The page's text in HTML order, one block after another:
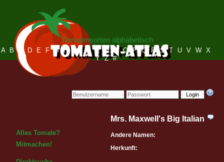
Login
Tomatensorten alphabetisch
A B C D E F G H I J K L M N O P Q R S T U V W X
Y Z #
Alles Tomate?
Mitmachen!
Mrs. Maxwell's Big Italian
Andere Namen:
Herkunft: